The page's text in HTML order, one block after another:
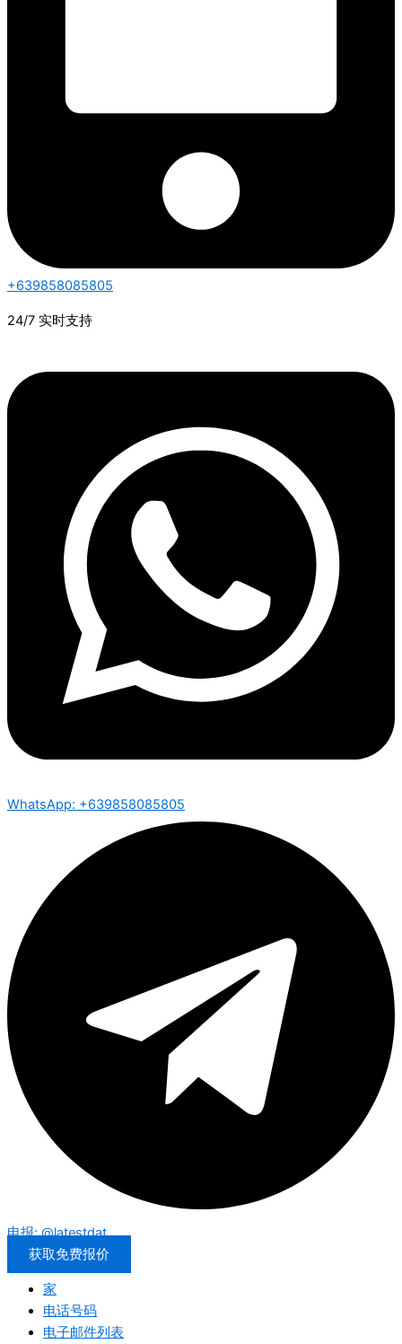
+639858085805
24/7 实时支持
WhatsApp: +639858085805
电报: @latestdat
获取免费报价
家
电话号码
电子邮件列表